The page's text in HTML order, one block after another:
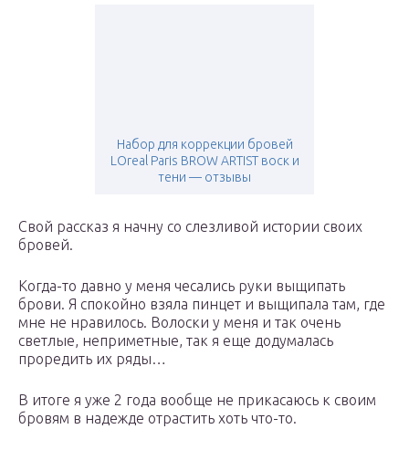
Набор для коррекции бровей
LOreal Paris BROW ARTIST воск и
тени — отзывы
Свой рассказ я начну со слезливой истории своих
бровей.
Когда-то давно у меня чесались руки выщипать
брови. Я спокойно взяла пинцет и выщипала там, где
мне не нравилось. Волоски у меня и так очень
светлые, неприметные, так я еще додумалась
проредить их ряды…
В итоге я уже 2 года вообще не прикасаюсь к своим
бровям в надежде отрастить хоть что-то.